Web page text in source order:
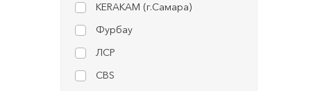
KERAKAM (г.Самара)
Фурбау
ЛСР
CBS